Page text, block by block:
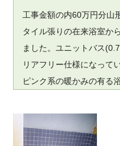
工事金額の内60万円分山
タイル張りの在来浴室か
ました。ユニットバス
リアフリー仕様になって
ピンク系の暖かみの有る